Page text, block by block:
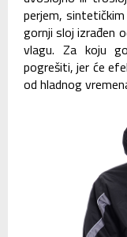
perjem,
gornji sloj izrađen
vlagu. Za koju
pogrešiti, jer će
od hladnog